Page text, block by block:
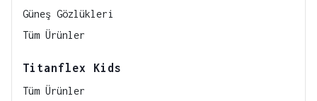
Güneş Gözlükleri
Tüm Ürünler
Titanflex Kids
Tüm Ürünler